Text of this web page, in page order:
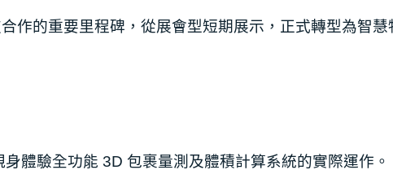
作的重要里程碑，從展會型短期展示，正式轉型為智
體驗全功能 3D 包裹量測及體積計算系統的實際運作。